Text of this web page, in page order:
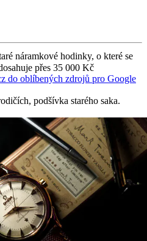
náramkové hodinky, o které se
přes 35 000 Kč
do oblíbených zdrojů pro Google
podšívka starého saka.